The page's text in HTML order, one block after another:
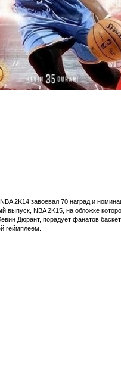
2K14 завоевал 70 наград и
NBA 2K15, на обложке
Дюрант, порадует фанатов
геймплеем.